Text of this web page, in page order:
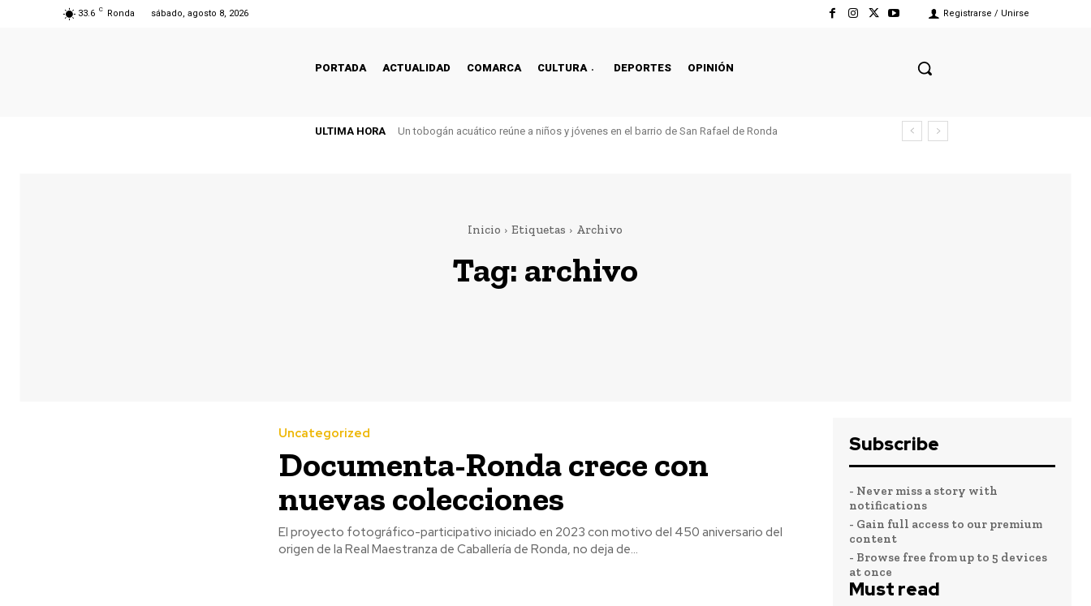
33.6 C Ronda sábado, agosto 8, 2026 Registrarse / Unirse
PORTADA ACTUALIDAD COMARCA CULTURA DEPORTES OPINIÓN
ULTIMA HORA Un tobogán acuático reúne a niños y jóvenes en el barrio de San Rafael de Ronda
Inicio Etiquetas Archivo
Tag: archivo
Uncategorized
Documenta-Ronda crece con
nuevas colecciones
El proyecto fotográfico-participativo iniciado en 2023 con motivo del 450 aniversario del
origen de la Real Maestranza de Caballería de Ronda, no deja de...
Subscribe
- Never miss a story with
notifications
- Gain full access to our premium
content
- Browse free from up to 5 devices
at once
Must read